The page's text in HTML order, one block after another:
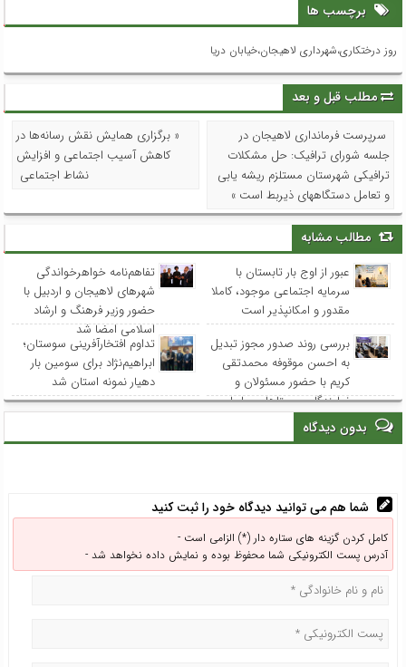
برچسب ها
روز درختکاری،شهرداری لاهیجان،خیابان دریا
مطلب قبل و بعد
سرپرست فرمانداری لاهیجان در
جلسه شورای ترافیک: حل مشکلات
ترافیکی شهرستان مستلزم ریشه یابی
و تعامل دستگاههای ذیربط است »
« برگزاری همایش نقش رسانه‌ها در
کاهش آسیب اجتماعی و افزایش
نشاط اجتماعی
مطالب مشابه
عبور از اوج بار تابستان با
سرمایه اجتماعی موجود، کاملا
مقدور و امکانپذیر است
تفاهم‌نامه خواهرخواندگی
شهرهای لاهیجان و اردبیل با
حضور وزیر فرهنگ و ارشاد
اسلامی امضا شد
بررسی روند صدور مجوز تبدیل
به احسن موقوفه محمدتقی
کریم با حضور مسئولان و
نمایندگان روستاهای ساحلی
تداوم افتخارآفرینی سوستان؛
ابراهیم‌نژاد برای سومین بار
دهیار نمونه استان شد
بدون دیدگاه
شما هم می توانید دیدگاه خود را ثبت کنید
کامل کردن گزینه های ستاره دار (*) الزامی است -
آدرس پست الکترونیکی شما محفوظ بوده و نمایش داده نخواهد شد -